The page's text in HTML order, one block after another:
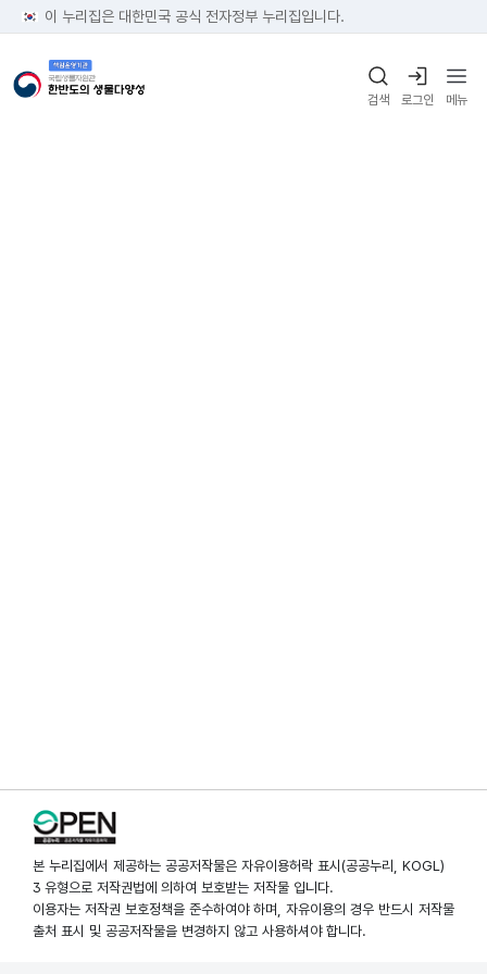
이 누리집은 대한민국 공식 전자정부 누리집입니다.
검색 로그인 메뉴
본 누리집에서 제공하는 공공저작물은 자유이용허락 표시(공공누리, KOGL)
3 유형으로 저작권법에 의하여 보호받는 저작물 입니다.
이용자는 저작권 보호정책을 준수하여야 하며, 자유이용의 경우 반드시 저작물
출처 표시 및 공공저작물을 변경하지 않고 사용하셔야 합니다.